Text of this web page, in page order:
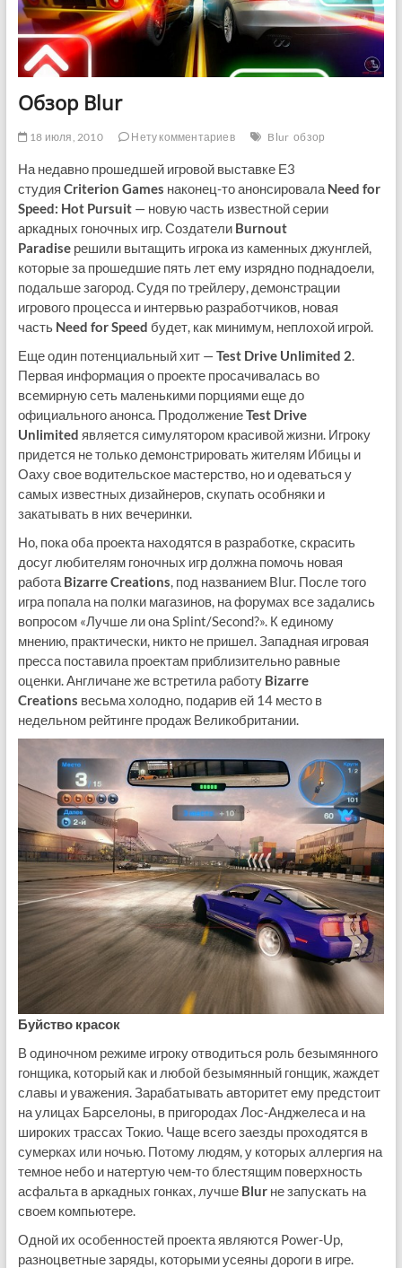
Обзор Blur
18 июля, 2010 Нету комментариев Blur обзор
На недавно прошедшей игровой выставке Е3
студия Criterion Games наконец-то анонсировала Need for
Speed: Hot Pursuit— новую часть известной серии
аркадных гоночных игр. Создатели Burnout
Paradiseрешили вытащить игрока из каменных джунглей,
которые за прошедшие пять лет ему изрядно поднадоели,
подальше загород. Судя по трейлеру, демонстрации
игрового процесса и интервью разработчиков, новая
часть Need for Speed будет, как минимум, неплохой игрой.
Еще один потенциальный хит —Test Drive Unlimited 2.
Первая информация о проекте просачивалась во
всемирную сеть маленькими порциями еще до
официального анонса. ПродолжениеTest Drive
Unlimited является симулятором красивой жизни. Игроку
придется не только демонстрировать жителям Ибицы и
Оаху свое водительское мастерство, но и одеваться у
самых известных дизайнеров, скупать особняки и
закатывать в них вечеринки.
Но, пока оба проекта находятся в разработке, скрасить
досуг любителям гоночных игр должна помочь новая
работа Bizarre Creations, под названием Blur. После того
игра попала на полки магазинов, на форумах все задались
вопросом «Лучше ли она Splint/Second?». К единому
мнению, практически, никто не пришел. Западная игровая
пресса поставила проектам приблизительно равные
оценки. Англичане же встретила работу Bizarre
Creations весьма холодно, подарив ей 14 место в
недельном рейтинге продаж Великобритании.
Буйство красок
В одиночном режиме игроку отводиться роль безымянного
гонщика, который как и любой безымянный гонщик, жаждет
славы и уважения. Зарабатывать авторитет ему предстоит
на улицах Барселоны, в пригородах Лос-Анджелеса и на
широких трассах Токио. Чаще всего заезды проходятся в
сумерках или ночью. Потому людям, у которых аллергия на
темное небо и натертую чем-то блестящим поверхность
асфальта в аркадных гонках, лучше Blurне запускать на
своем компьютере.
Одной их особенностей проекта являются Power-Up,
разноцветные заряды, которыми усеяны дороги в игре.